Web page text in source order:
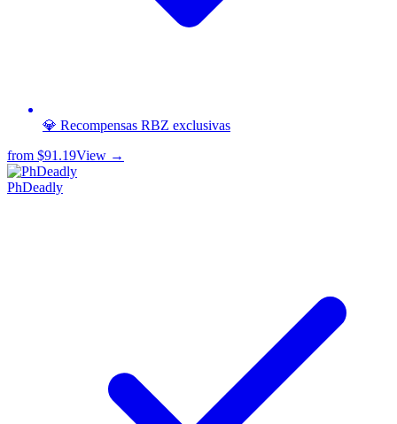
💎 Recompensas RBZ exclusivas
from $91.19View →
PhDeadly